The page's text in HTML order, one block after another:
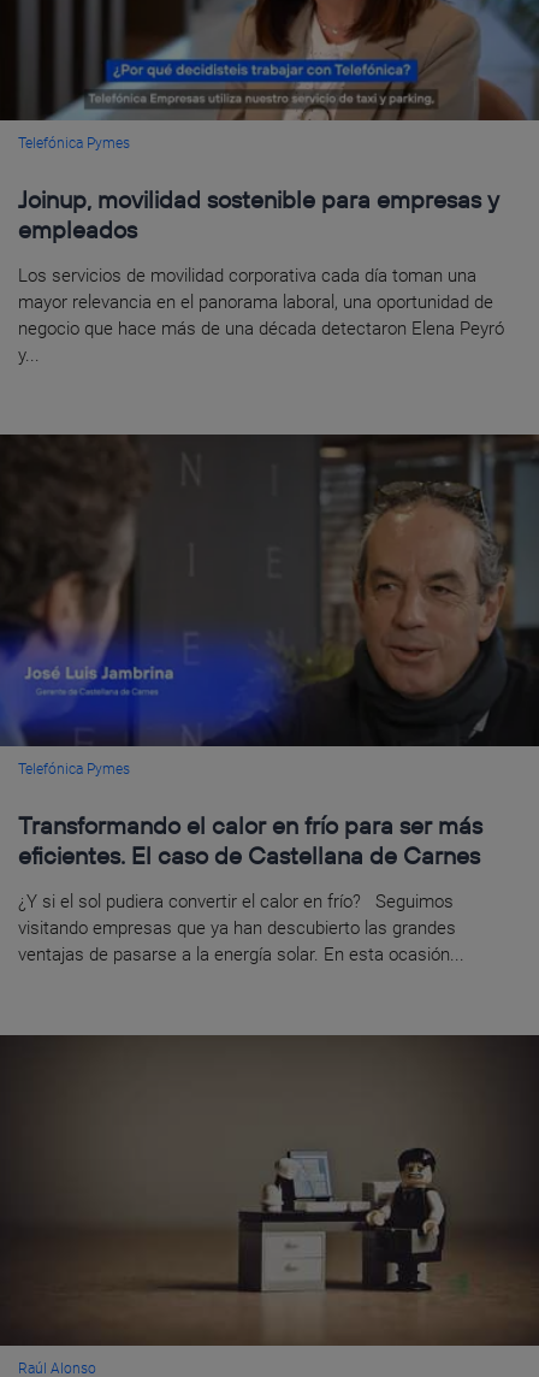
Telefónica Pymes
Joinup, movilidad sostenible para empresas y
empleados
Los servicios de movilidad corporativa cada día toman una
mayor relevancia en el panorama laboral, una oportunidad de
negocio que hace más de una década detectaron Elena Peyró
y...
Telefónica Pymes
Transformando el calor en frío para ser más
eficientes. El caso de Castellana de Carnes
¿Y si el sol pudiera convertir el calor en frío? Seguimos
visitando empresas que ya han descubierto las grandes
ventajas de pasarse a la energía solar. En esta ocasión...
Raúl Alonso